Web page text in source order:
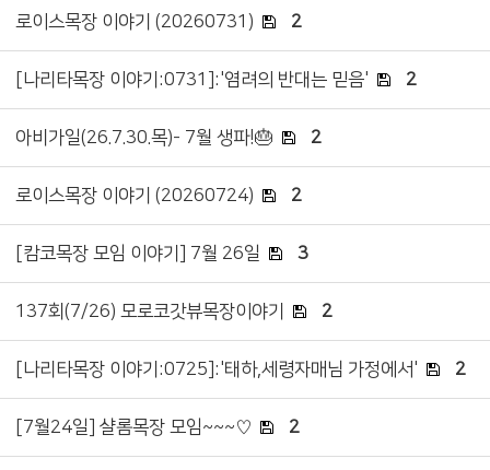
로이스목장 이야기 (20260731) 2
[나리타목장 이야기:0731]:'염려의 반대는 믿음' 2
아비가일(26.7.30.목)- 7월 생파!🎂 2
로이스목장 이야기 (20260724) 2
[캄코목장 모임 이야기] 7월 26일 3
137회(7/26) 모로코갓뷰목장이야기 2
[나리타목장 이야기:0725]:'태하,세령자매님 가정에서' 2
[7월24일] 샬롬목장 모임~~~♡ 2